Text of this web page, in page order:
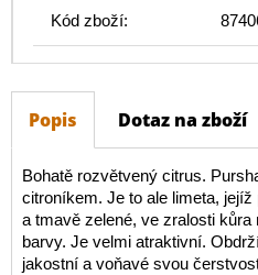
Kód zboží:
Popis Dotaz na zboží
Bohatě rozvětvený citrus.
citroníkem. Je to ale limeta,
a tmavě zelené, ve zralosti
barvy. Je velmi atraktivní.
jakostní a voňavé svou